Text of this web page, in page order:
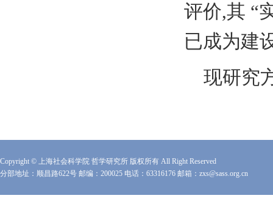
评价,其 “
已成为建
现研究
Copyright © 上海社会科学院 哲学研究所 版权所有 All Right Reserved
分部地址：顺昌路622号 邮编：200025 电话：63316176 邮箱：zxs@sass.org.cn